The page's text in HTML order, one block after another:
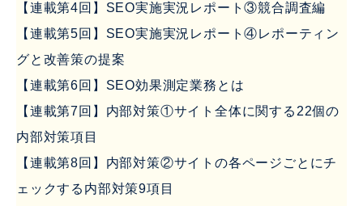
【連載第4回】SEO実施実況レポート③競合調査編
【連載第5回】SEO実施実況レポート④レポーティン
グと改善策の提案
【連載第6回】SEO効果測定業務とは
【連載第7回】内部対策①サイト全体に関する22個の
内部対策項目
【連載第8回】内部対策②サイトの各ページごとにチ
ェックする内部対策9項目